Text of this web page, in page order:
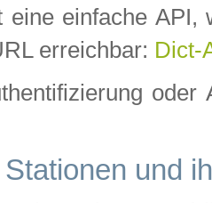
eine einfache API,
erreichbar: Dict-
und